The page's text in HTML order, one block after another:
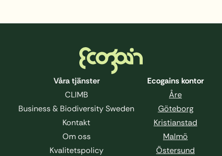
Våra tjänster
CLIMB
Business & Biodiversity Sweden
Kontakt
Om oss
Kvalitetspolicy
Ecogains kontor
Åre
Göteborg
Kristianstad
Malmö
Östersund